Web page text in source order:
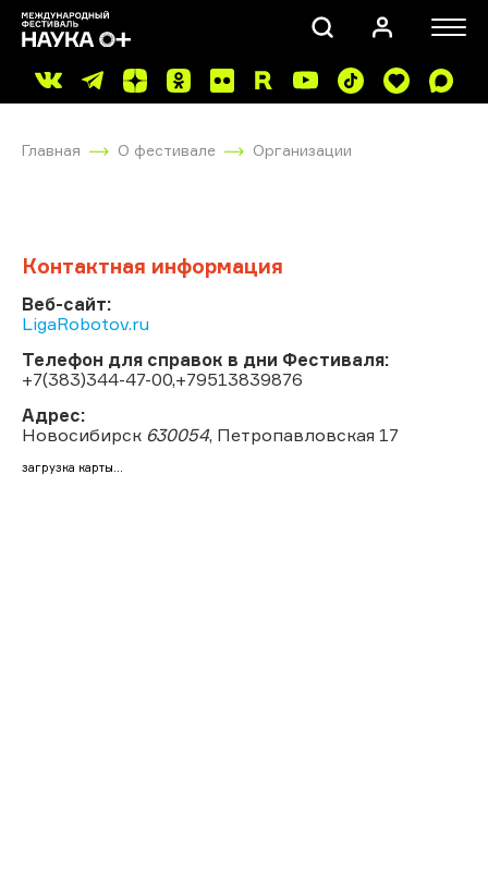
Главная О фестивале Организации
Контактная информация
Веб-сайт:
LigaRobotov.ru
Телефон для справок в дни Фестиваля:
+7(383)344-47-00,+79513839876
Адрес:
Новосибирск 630054, Петропавловская 17
загрузка карты...